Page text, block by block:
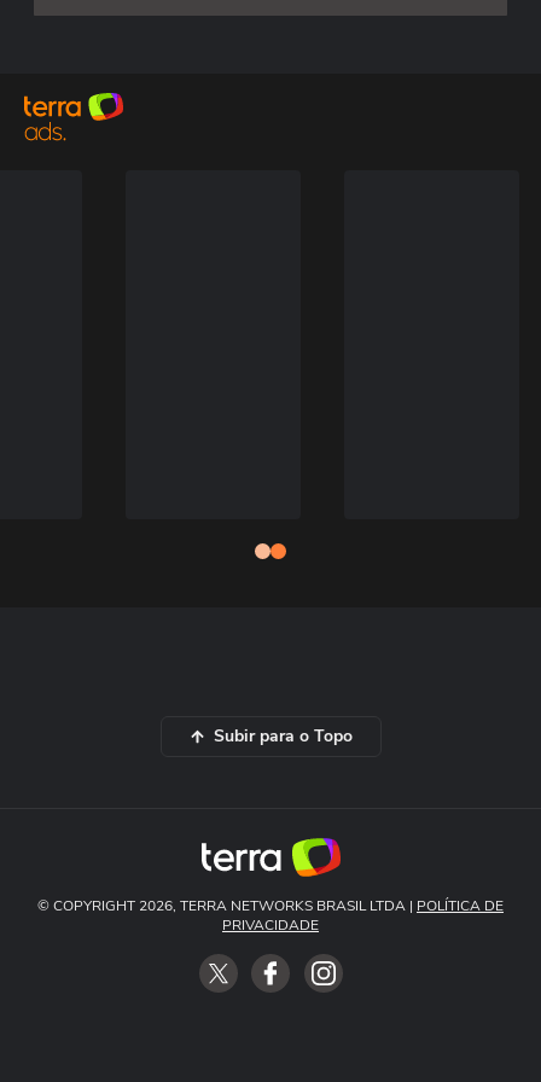
Subir para o Topo
© COPYRIGHT 2026, TERRA NETWORKS BRASIL LTDA | POLÍTICA DE
PRIVACIDADE